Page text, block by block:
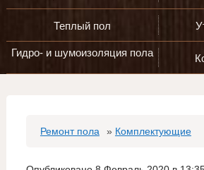
Теплый пол
Гидро- и шумоизоляция пола
Ремонт пола » Комплектующие